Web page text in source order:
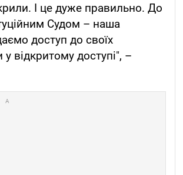
І це дуже правильно. До
Судом – наша
доступ до своїх
відкритому доступі", –